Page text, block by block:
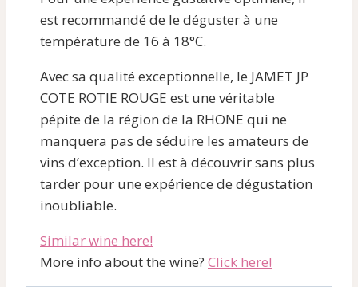
est recommandé de le déguster à une
température de 16 à 18°C.
Avec sa qualité exceptionnelle, le JAMET JP
COTE ROTIE ROUGE est une véritable
pépite de la région de la RHONE qui ne
manquera pas de séduire les amateurs de
vins d’exception. Il est à découvrir sans plus
tarder pour une expérience de dégustation
inoubliable.
Similar wine here!
More info about the wine? Click here!